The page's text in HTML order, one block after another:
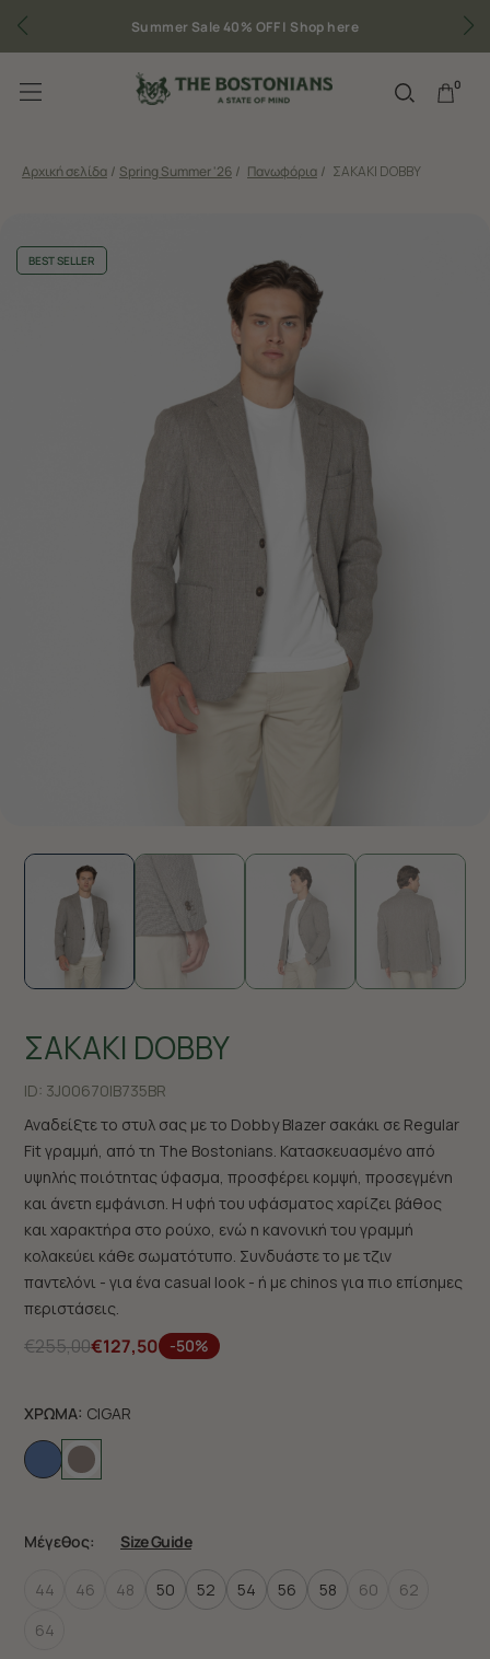
Summer Sale 40% OFF | Shop here
0
Αρχική σελίδα / Spring Summer '26 / Πανωφόρια / ΣΑΚΑΚΙ DOBBY
BEST SELLER
ΣΑΚΑΚΙ DOBBY
ID: 3J00670|B735BR
Αναδείξτε το στυλ σας με το Dobby Blazer σακάκι σε Regular
Fit γραμμή, από τη The Bostonians. Κατασκευασμένο από
υψηλής ποιότητας ύφασμα, προσφέρει κομψή, προσεγμένη
και άνετη εμφάνιση. Η υφή του υφάσματος χαρίζει βάθος
και χαρακτήρα στο ρούχο, ενώ η κανονική του γραμμή
κολακεύει κάθε σωματότυπο. Συνδυάστε το με τζιν
παντελόνι - για ένα casual look - ή με chinos για πιο επίσημες
περιστάσεις.
€255,00€127,50 -50%
ΧΡΩΜΑ: CIGAR
Μέγεθος: Size Guide
44 46 48 50 52 54 56 58 60
62
64